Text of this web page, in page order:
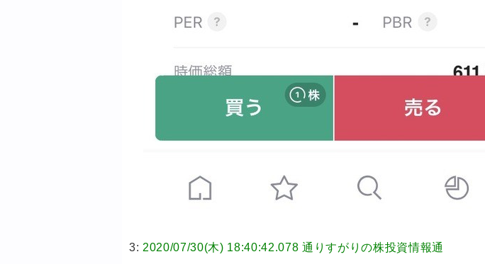
3: 2020/07/30(木) 18:40:42.078 通りすがりの株投資情報通